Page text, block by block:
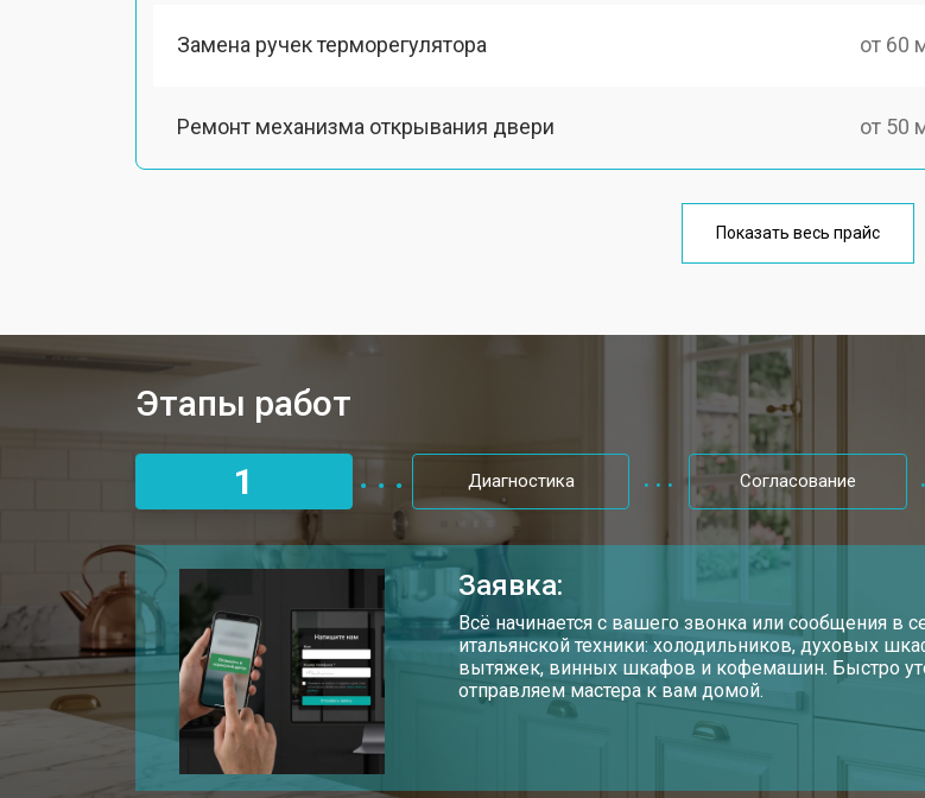
Замена ручек терморегулятора от 60
Ремонт механизма открывания двери от 50
от 90
Замена шнура питания
Замена термодатчика от 50
Показать весь прайс
Этапы работ
1
Диагностика Согласование
Заявка:
Всё начинается с вашего звонка или сообщения в
итальянской техники: холодильников, духовых
вытяжек, винных шкафов и кофемашин. Быстро
отправляем мастера к вам домой.